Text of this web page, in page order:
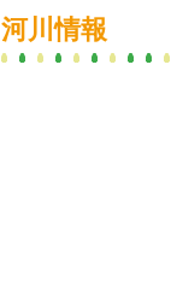
川情報